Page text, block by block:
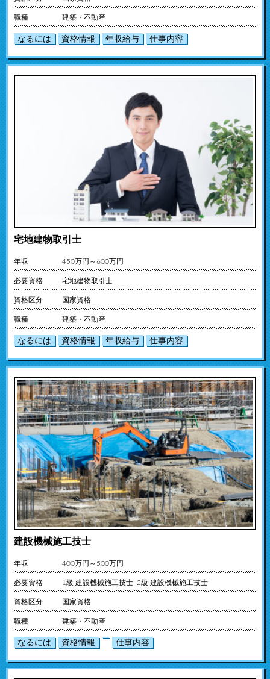
職種 建築・不動産
なるには 資格情報 年収給与 仕事内容
宅地建物取引士
年収 450万円～600万円
必要資格 宅地建物取引士
資格区分 国家資格
職種 建築・不動産
なるには 資格情報 年収給与 仕事内容
建設機械施工技士
年収 400万円～500万円
必要資格 1級 建設機械施工技士 2級 建設機械施工技士
資格区分 国家資格
職種 建築・不動産
なるには 資格情報 仕事内容